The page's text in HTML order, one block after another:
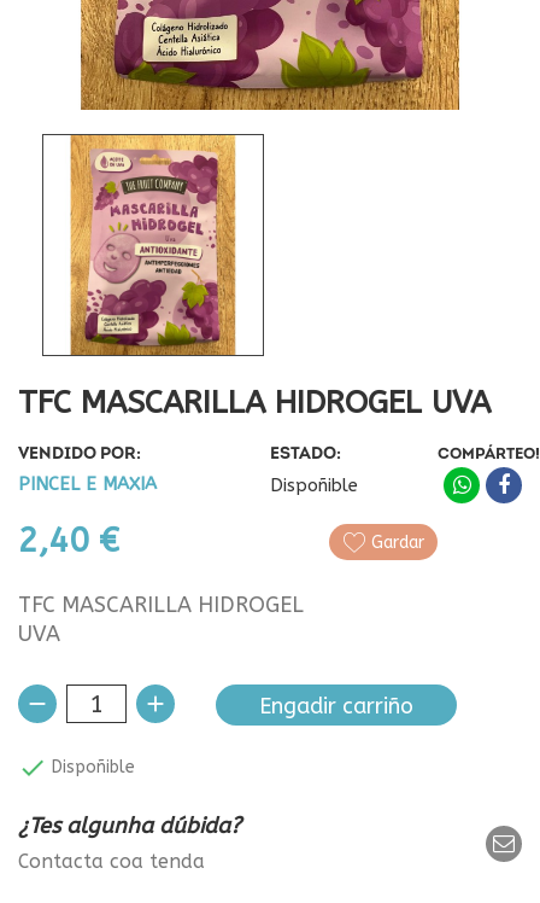
TFC MASCARILLA HIDROGEL UVA
VENDIDO POR:
PINCEL E MAXIA
ESTADO:
Dispoñible
2,40 €
COMPÁRTEO!
Gardar
TFC MASCARILLA HIDROGEL
UVA
Engadir carriño
 Dispoñible
¿Tes algunha dúbida?
Contacta coa tenda